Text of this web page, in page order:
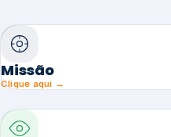
Missão
Clique aqui →